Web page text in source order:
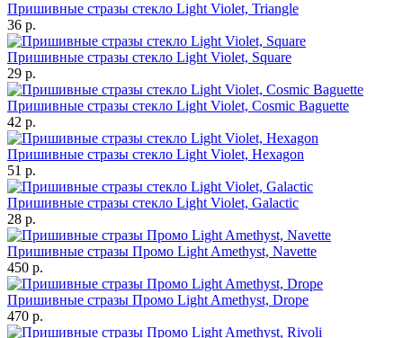
Пришивные стразы стекло Light Violet, Triangle
36 р.
Пришивные стразы стекло Light Violet, Square
29 р.
Пришивные стразы стекло Light Violet, Cosmic Baguette
42 р.
Пришивные стразы стекло Light Violet, Hexagon
51 р.
Пришивные стразы стекло Light Violet, Galactic
28 р.
Пришивные стразы Промо Light Amethyst, Navette
450 р.
Пришивные стразы Промо Light Amethyst, Drope
470 р.